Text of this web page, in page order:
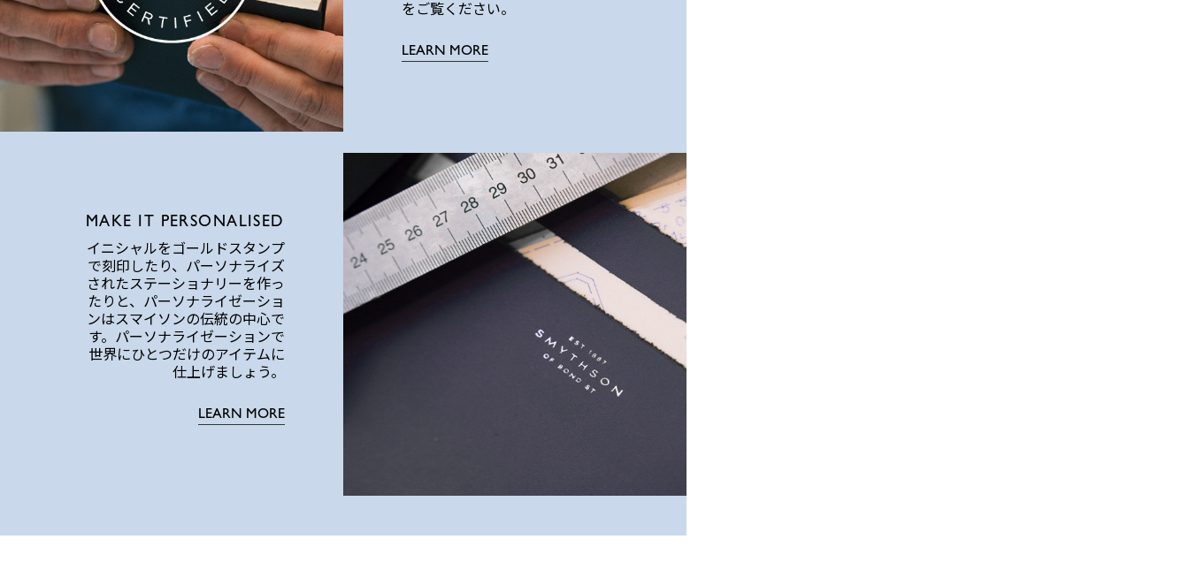
をご覧ください。
LEARN MORE
MAKE IT PERSONALISED
イニシャルをゴールドスタンプ
で刻印したり、パーソナライズ
されたステーショナリーを作っ
たりと、パーソナライゼーショ
ンはスマイソンの伝統の中心で
す。パーソナライゼーションで
世界にひとつだけのアイテムに
仕上げましょう。
LEARN MORE